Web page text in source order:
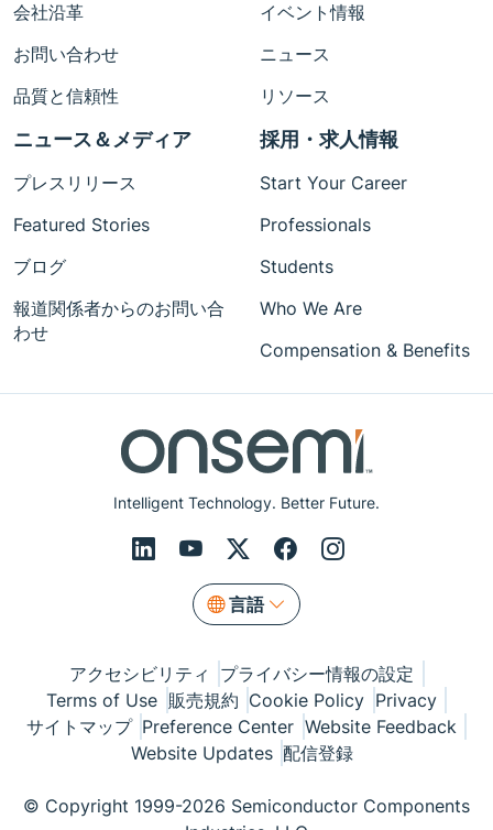
Intelligent Technology. Better Future.
言語
会社沿革
お問い合わせ
品質と信頼性
イベント情報
ニュース
リソース
ニュース＆メディア
プレスリリース
Featured Stories
ブログ
報道関係者からのお問い合
わせ
採用・求人情報
Start Your Career
Professionals
Students
Who We Are
Compensation & Benefits
アクセシビリティ
プライバシー情報の設定
Terms of Use 販売規約 Cookie Policy Privacy
サイトマップ Preference Center Website Feedback
Website Updates 配信登録
© Copyright 1999-2026 Semiconductor Components